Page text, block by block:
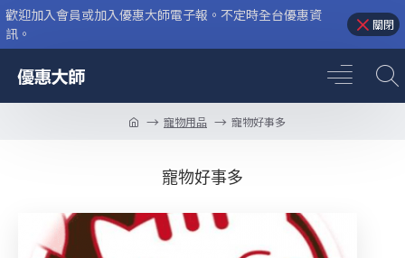
歡迎加入會員或加入優惠大師電子報。不定時全台優惠資
訊。
關閉
寵物用品 寵物好事多
寵物好事多